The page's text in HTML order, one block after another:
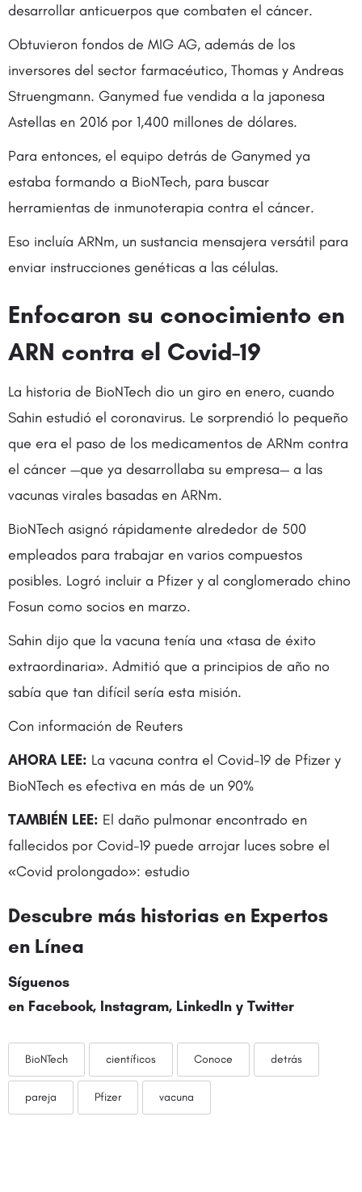
desarrollar anticuerpos que combaten el cáncer.
Obtuvieron fondos de MIG AG, además de los
inversores del sector farmacéutico, Thomas y Andreas
Struengmann. Ganymed fue vendida a la japonesa
Astellas en 2016 por 1,400 millones de dólares.
Para entonces, el equipo detrás de Ganymed ya
estaba formando a BioNTech, para buscar
herramientas de inmunoterapia contra el cáncer.
Eso incluía ARNm, un sustancia mensajera versátil para
enviar instrucciones genéticas a las células.
Enfocaron su conocimiento en
ARN contra el Covid-19
La historia de BioNTech dio un giro en enero, cuando
Sahin estudió el coronavirus. Le sorprendió lo pequeño
que era el paso de los medicamentos de ARNm contra
el cáncer —que ya desarrollaba su empresa— a las
vacunas virales basadas en ARNm.
BioNTech asignó rápidamente alrededor de 500
empleados para trabajar en varios compuestos
posibles. Logró incluir a Pfizer y al conglomerado chino
Fosun como socios en marzo.
Sahin dijo que la vacuna tenía una «tasa de éxito
extraordinaria». Admitió que a principios de año no
sabía que tan difícil sería esta misión.
Con información de Reuters
AHORA LEE: La vacuna contra el Covid-19 de Pfizer y
BioNTech es efectiva en más de un 90%
TAMBIÉN LEE: El daño pulmonar encontrado en
fallecidos por Covid-19 puede arrojar luces sobre el
«Covid prolongado»: estudio
Descubre más historias en Expertos
en Línea
Síguenos
en Facebook, Instagram, LinkedIn y Twitter
BioNTech científicos Conoce detrás
pareja Pfizer vacuna